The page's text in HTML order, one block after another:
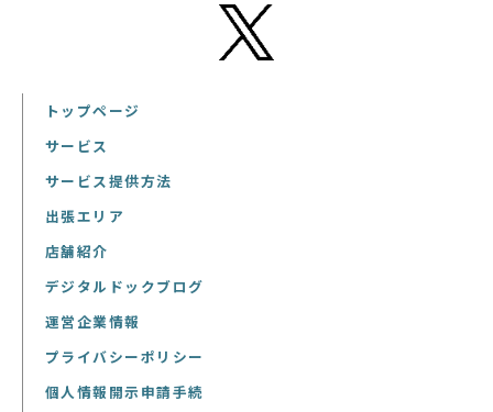
トップページ
サービス
サービス提供方法
出張エリア
店舗紹介
デジタルドックブログ
運営企業情報
プライバシーポリシー
個人情報開示申請手続